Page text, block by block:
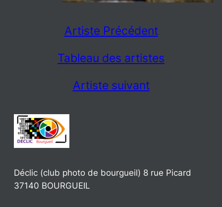
Artiste Précédent
Tableau des artistes
Artiste suivant
Déclic (club photo de bourgueil) 8 rue Picard
37140 BOURGUEIL